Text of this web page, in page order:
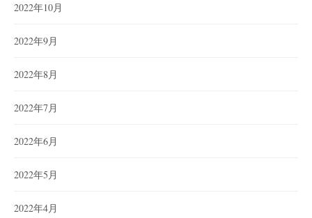
2022年10月
2022年9月
2022年8月
2022年7月
2022年6月
2022年5月
2022年4月